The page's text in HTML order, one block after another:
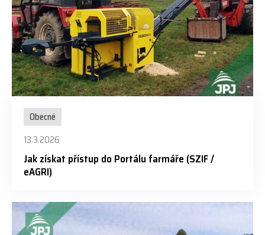
Obecné
13.3.2026
Jak získat přístup do Portálu farmáře (SZIF /
eAGRI)